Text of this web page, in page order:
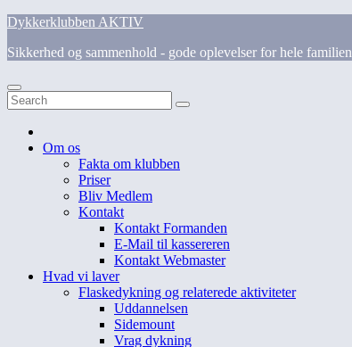
Skip
content
Dykkerklubben AKTIV
Sikkerhed og sammenhold - gode oplevelser for hele familien
Om os
Fakta om klubben
Priser
Bliv Medlem
Kontakt
Kontakt Formanden
E-Mail til kassereren
Kontakt Webmaster
Hvad vi laver
Flaskedykning og relaterede aktiviteter
Uddannelsen
Sidemount
Vrag dykning